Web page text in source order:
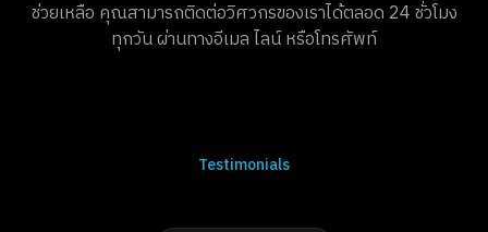
ช่วยเหลือ คุณสามารถติดต่อวิศวกรของเราได้ตลอด 24 ชั่วโมง
ทุกวัน ผ่านทางอีเมล ไลน์ หรือโทรศัพท์
Testimonials